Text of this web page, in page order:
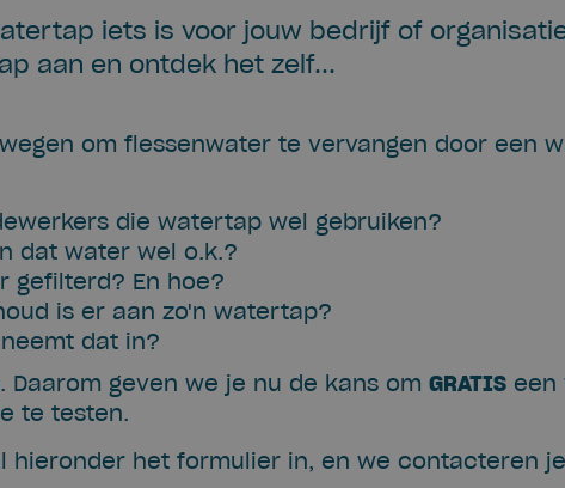
iets is voor jouw bedrijf of
aan en ontdek het zelf...
om flessenwater te vervangen door een
die watertap wel gebruiken?
dat water wel o.k.?
gefilterd? En hoe?
is er aan zo'n watertap?
dat in?
Daarom geven we je nu de kans om GRATIS een
te testen.
hieronder het formulier in, en we contacteren